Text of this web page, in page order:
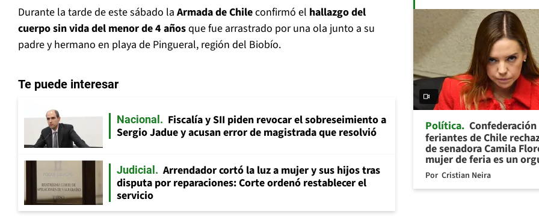
Durante la tarde de este sábado la Armada de Chileconfirmó el hallazgo del
cuerpo sin vida del menor de 4 añosque fue arrastrado por una ola junto a su
padre y hermano en playa de Pingueral, región del Biobío.
Te puede interesar
Nacional
Fiscalía y SII piden revocar el sobreseimiento a
Sergio Jadue y acusan error de magistrada que resolvió
Judicial
Arrendador cortó la luz a mujer y sus hijos tras
disputa por reparaciones: Corte ordenó restablecer el
servicio
Política Confederación
feriantes de Chile
de senadora Camila
mujer de feria es un
Por Cristian Neira